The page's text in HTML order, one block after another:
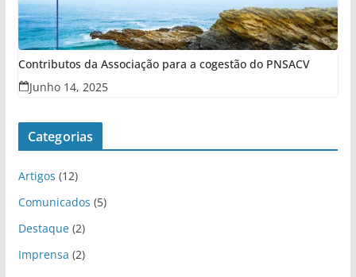
Contributos da Associação para a cogestão do PNSACV
Junho 14, 2025
Categorias
Artigos (12)
Comunicados (5)
Destaque(2)
Imprensa (2)